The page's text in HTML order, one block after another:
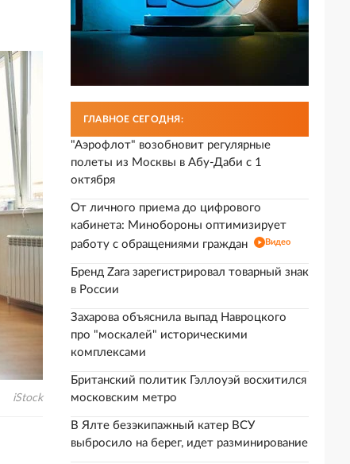
iStock
ГЛАВНОЕ СЕГОДНЯ:
"Аэрофлот" возобновит регулярные
полеты из Москвы в Абу-Даби с 1
октября
От личного приема до цифрового
кабинета: Минобороны оптимизирует
работу с обращениями граждан
Видео
Бренд Zara зарегистрировал товарный знак
в России
Захарова объяснила выпад Навроцкого
про "москалей" историческими
комплексами
Британский политик Гэллоуэй восхитился
московским метро
В Ялте безэкипажный катер ВСУ
выбросило на берег, идет разминирование